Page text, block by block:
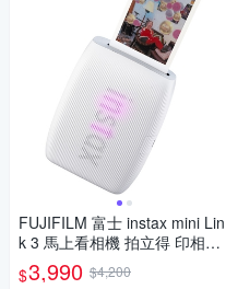
FUJIFILM 富士 instax mini Lin
k 3 馬上看相機 拍立得 印相機
公司貨
$3,990 $4,200